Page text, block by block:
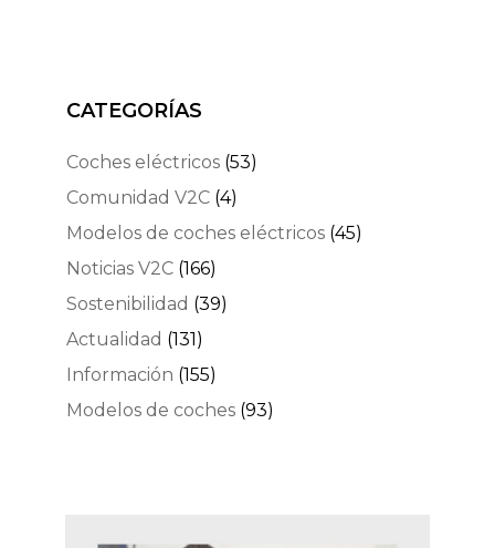
CATEGORÍAS
Coches eléctricos (53)
Comunidad V2C (4)
Modelos de coches eléctricos (45)
Noticias V2C (166)
Sostenibilidad (39)
Actualidad (131)
Información (155)
Modelos de coches (93)